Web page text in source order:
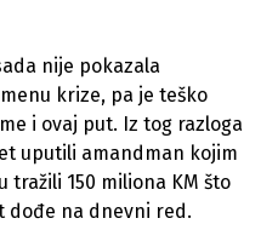
nije pokazala
krize, pa je teško
i ovaj put. Iz tog razloga
uputili amandman kojim
150 miliona KM što
dođe na dnevni red.